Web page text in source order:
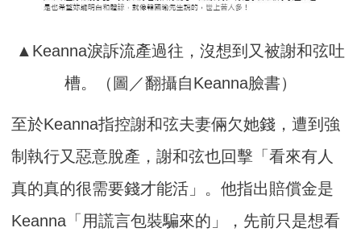
▲Keanna淚訴流產過往，沒想到又被謝和弦吐
槽。（圖／翻攝自Keanna臉書）
至於Keanna指控謝和弦夫妻倆欠她錢，遭到強
制執行又惡意脫產，謝和弦也回擊「看來有人
真的真的很需要錢才能活」。他指出賠償金是
Keanna「用謊言包裝騙來的」，先前只是想看